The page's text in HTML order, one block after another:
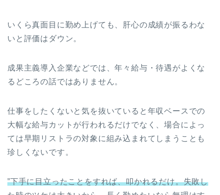
いくら真面目に勤め上げても、肝心の成績が振るわな
いと評価はダウン。
成果主義導入企業などでは、年々給与・待遇がよくな
るどころの話ではありません。
仕事をしたくないと気を抜いていると年収ベースでの
大幅な給与カットが行われるだけでなく、場合によっ
ては早期リストラの対象に組み込まれてしまうことも
珍しくないです。
”下手に目立ったことをすれば、叩かれるだけ。失敗し